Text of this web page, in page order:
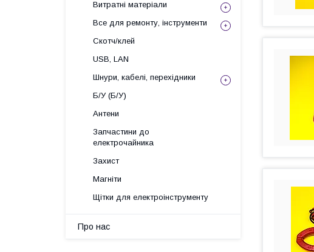
Витратні матеріали
Все для ремонту, інструменти
Скотч/клей
USB, LAN
Шнури, кабелі, перехідники
Б/У (Б/У)
Антени
Запчастини до
електрочайника
Захист
Магніти
Щітки для електроінструменту
Про нас